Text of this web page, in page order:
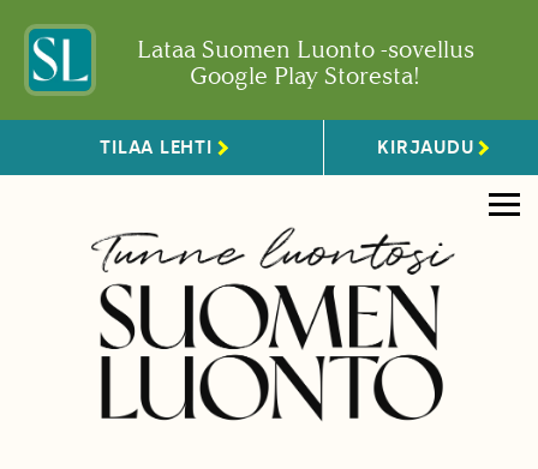
Lataa Suomen Luonto -sovellus
Google Play Storesta!
TILAA LEHTI KIRJAUDU